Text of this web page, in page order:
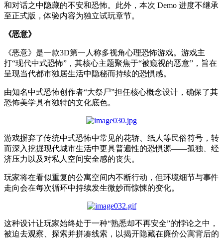
和对话之中隐藏的不安和恐怖。此外，本次 Demo 进度不继承
至正式版，体验内容为独立试玩章节。
《恶意》
《恶意》是一款3D第一人称多视角心理恐怖游戏。游戏主
打“现代中式恐怖”，其核心主题聚焦于“被窥视的恶意”，旨在
呈现当代都市独居生活中隐秘而持续的恐惧感。
由知名中式恐怖创作者“大祭尸”担任核心概念设计，确保了其
恐怖美学具有独特的文化底色。
游戏摒弃了传统中式恐怖中常见的花轿、纸人等民俗符号，转
而深入挖掘现代城市生活中更具普遍性的恐惧源——孤独、经
济压力以及对私人空间安全感的丧失。
玩家将在看似重复的公寓空间内不断行动，但环境细节与事件
走向会在每次循环中持续发生微妙而惊悚的变化。
这种设计让玩家始终处于一种“熟悉却不再安全”的悖论之中，
被迫去观察、探索并拼凑线索，以揭开隐藏在廉价公寓背后的